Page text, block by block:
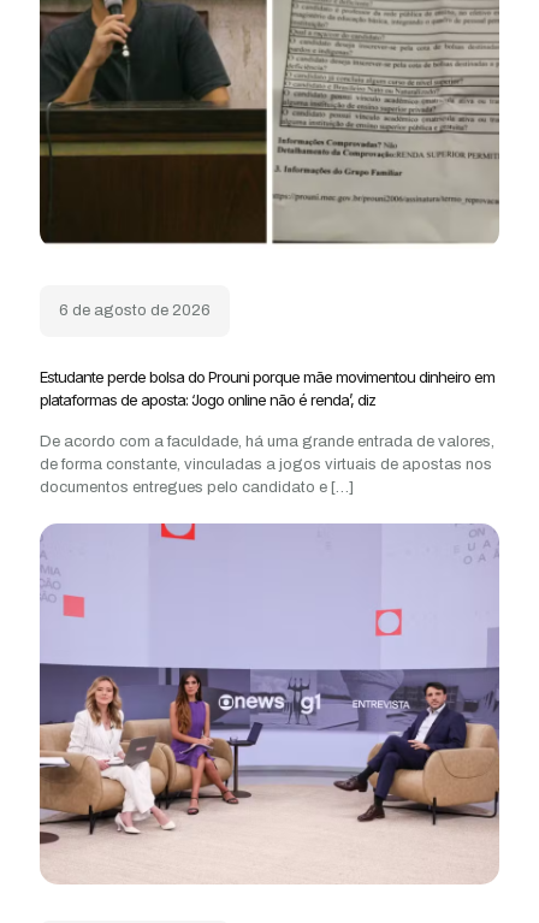
6 de agosto de 2026
Estudante perde bolsa do Prouni porque mãe movimentou dinheiro em
plataformas de aposta: ‘Jogo online não é renda’, diz
De acordo com a faculdade, há uma grande entrada de valores,
de forma constante, vinculadas a jogos virtuais de apostas nos
documentos entregues pelo candidato e […]